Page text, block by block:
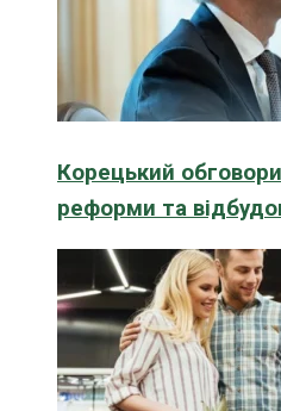
Корецький
реформи та